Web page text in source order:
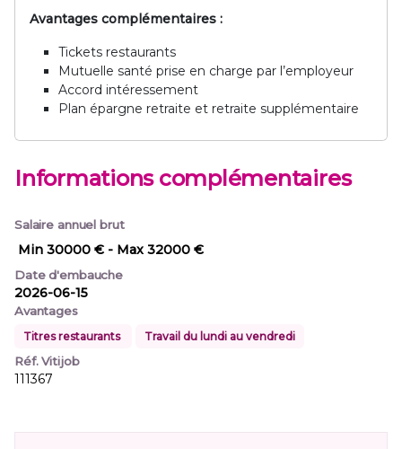
Avantages complémentaires :
Tickets restaurants
Mutuelle santé prise en charge par l’employeur
Accord intéressement
Plan épargne retraite et retraite supplémentaire
Informations complémentaires
Salaire annuel brut
Min 30000 € - Max 32000 €
Date d'embauche
2026-06-15
Avantages
Titres restaurants Travail du lundi au vendredi
Réf. Vitijob
111367